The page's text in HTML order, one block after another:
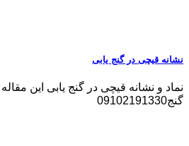
نشانه قیچی در گنج یابی
نماد و نشانه قیچی در گنج یابی این
گنج09102191330